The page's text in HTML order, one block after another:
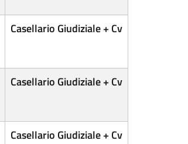
Casellario Giudiziale + Cv
Casellario Giudiziale + Cv
Casellario Giudiziale + Cv